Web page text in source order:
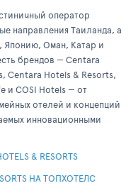
оператор
направления Таиланда, а
Оман, Катар и
брендов — Centara
Centara Hotels & Resorts,
и COSI Hotels — от
отелей и концепций
инновационными
& RESORTS
НА ТОПХОТЕЛС